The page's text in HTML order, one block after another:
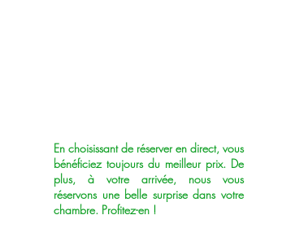
En choisissant de réserver en direct, vous
bénéficiez toujours du meilleur prix. De
plus, à votre arrivée, nous vous
réservons une belle surprise dans votre
chambre. Profitez-en !